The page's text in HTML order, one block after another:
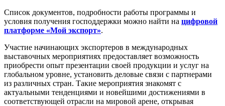
Список документов, подробности работы программы и
условия получения господдержки можно найти на цифровой
платформе «Мой экспорт».
Участие начинающих экспортеров в международных
выставочных мероприятиях предоставляет возможность
приобрести опыт презентации своей продукции и услуг на
глобальном уровне, установить деловые связи с партнерами
из различных стран. Такие мероприятия знакомят с
актуальными тенденциями и новейшими достижениями в
соответствующей отрасли на мировой арене, открывая